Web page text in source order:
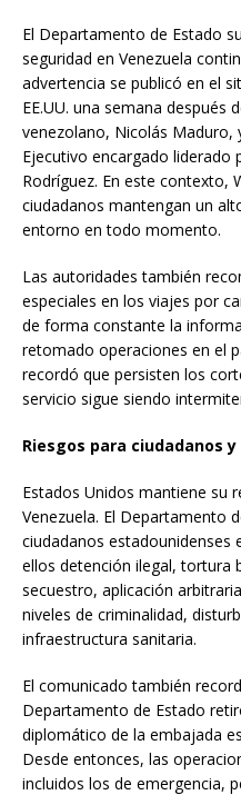
El Departamento de Estado
seguridad en Venezuela
advertencia se publicó en el
EE.UU. una semana después
venezolano, Nicolás Maduro,
Ejecutivo encargado liderado
Rodríguez. En este contexto,
ciudadanos mantengan un
entorno en todo momento.
Las autoridades también
especiales en los viajes por
de forma constante la
retomado operaciones en el
recordó que persisten los
servicio sigue siendo
Riesgos para ciudadanos
Estados Unidos mantiene su
Venezuela. El Departamento
ciudadanos estadounidenses
ellos detención ilegal, tortura
secuestro, aplicación
niveles de criminalidad,
infraestructura sanitaria.
El comunicado también
Departamento de Estado
diplomático de la embajada
Desde entonces, las
incluidos los de emergencia,